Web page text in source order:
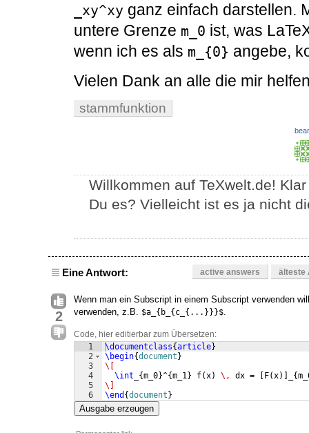
_xy^xy ganz einfach darstellen.
untere Grenze m_0 ist, was
wenn ich es als m_{0} angebe,
Vielen Dank an alle die mir
stammfunktion
Willkommen auf TeXwelt.de!
Du es? Vielleicht ist es ja nicht
Eine Antwort: active answers älteste
2
Wenn man ein Subscript in einem Subscript verwenden
verwenden, z.B. $a_{b_{c_{...}}}$.
Code, hier editierbar zum Übersetzen:
1
2
3
4
5
6
\documentclass{article}
\begin{document }
\[
\int
{m_0}^{m_1} f(x) \, dx = F(x)] {
\]
\end {document }
Ausgabe erzeugen